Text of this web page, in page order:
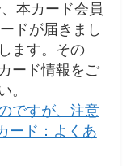
本カード会員
ドが届きまし
ます。その
ード情報をご
。
ですが、注意
ード：よくあ